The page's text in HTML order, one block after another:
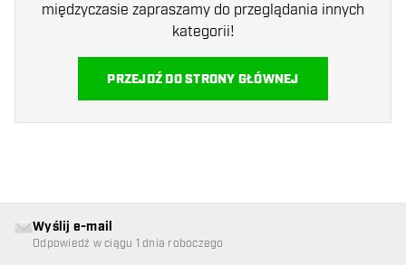
międzyczasie zapraszamy do przeglądania innych
kategorii!
PRZEJDŹ DO STRONY GŁÓWNEJ
Wyślij e-mail
Odpowiedź w ciągu 1 dnia roboczego